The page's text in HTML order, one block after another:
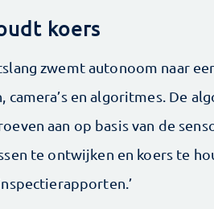
koers
zwemt autonoom naar
camera’s en algoritmes. De
aan op basis van de
te ­ontwijken en koers te